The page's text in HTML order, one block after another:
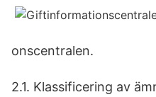
onscentralen.
2.1. Klassificering av